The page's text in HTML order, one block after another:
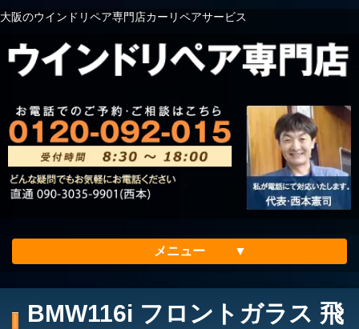
大阪のウインドリペア専門店カーリペアサービス
メニュー
会社案内
BMW116i フロントガラス 飛